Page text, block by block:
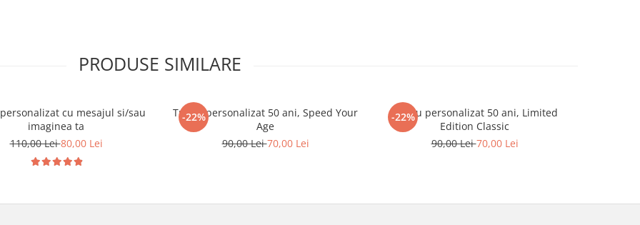
PRODUSE SIMILARE
cu mesajul si/sau
imaginea ta
110,00 Lei80,00 Lei
-22%
Tricou personalizat 50 ani, Speed Your
Age
90,00 Lei70,00 Lei
-22%
Tricou personalizat 50 ani, Limited
Edition Classic
90,00 Lei70,00 Lei